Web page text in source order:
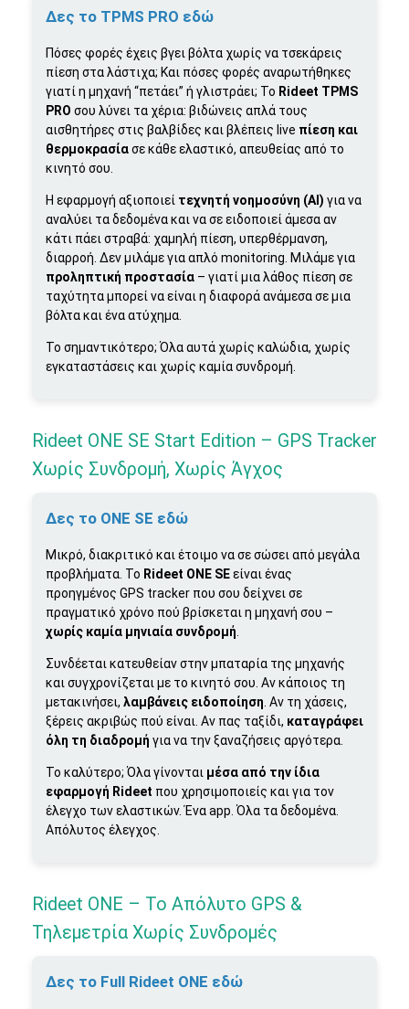
Δες το TPMS PRO εδώ
Πόσες φορές έχεις βγει βόλτα χωρίς να τσεκάρεις
πίεση στα λάστιχα; Και πόσες φορές αναρωτήθηκες
γιατί η μηχανή “πετάει” ή γλιστράει; Το Rideet TPMS
PRO σου λύνει τα χέρια: βιδώνεις απλά τους
αισθητήρες στις βαλβίδες και βλέπεις live πίεση και
θερμοκρασίασε κάθε ελαστικό, απευθείας από το
κινητό σου.
Η εφαρμογή αξιοποιεί τεχνητή νοημοσύνη (AI) για να
αναλύει τα δεδομένα και να σε ειδοποιεί άμεσα αν
κάτι πάει στραβά: χαμηλή πίεση, υπερθέρμανση,
διαρροή. Δεν μιλάμε για απλό monitoring. Μιλάμε για
προληπτική προστασία – γιατί μια λάθος πίεση σε
ταχύτητα μπορεί να είναι η διαφορά ανάμεσα σε μια
βόλτα και ένα ατύχημα.
Το σημαντικότερο; Όλα αυτά χωρίς καλώδια, χωρίς
εγκαταστάσεις και χωρίς καμία συνδρομή.
Rideet ONE SE Start Edition – GPS Tracker
Χωρίς Συνδρομή, Χωρίς Άγχος
Δες το ONE SE εδώ
Μικρό, διακριτικό και έτοιμο να σε σώσει από μεγάλα
προβλήματα. Το Rideet ONE SEείναι ένας
προηγμένος GPS tracker που σου δείχνει σε
πραγματικό χρόνο πού βρίσκεται η μηχανή σου –
χωρίς καμία μηνιαία συνδρομή
Συνδέεται κατευθείαν στην μπαταρία της μηχανής
και συγχρονίζεται με το κινητό σου. Αν κάποιος τη
μετακινήσει, λαμβάνεις ειδοποίηση . Αν τη χάσεις,
ξέρεις ακριβώς πού είναι. Αν πας ταξίδι, καταγράφει
όλη τη διαδρομή για να την ξαναζήσεις αργότερα.
Το καλύτερο; Όλα γίνονται μέσα από την ίδια
εφαρμογή Rideet που χρησιμοποιείς και για τον
έλεγχο των ελαστικών. Ένα app. Όλα τα δεδομένα.
Απόλυτος έλεγχος.
Rideet ONE – Το Απόλυτο GPS &
Τηλεμετρία Χωρίς Συνδρομές
Δες το Full Rideet ONE εδώ